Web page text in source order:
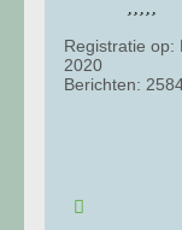
Registratie op:
2020
Berichten: